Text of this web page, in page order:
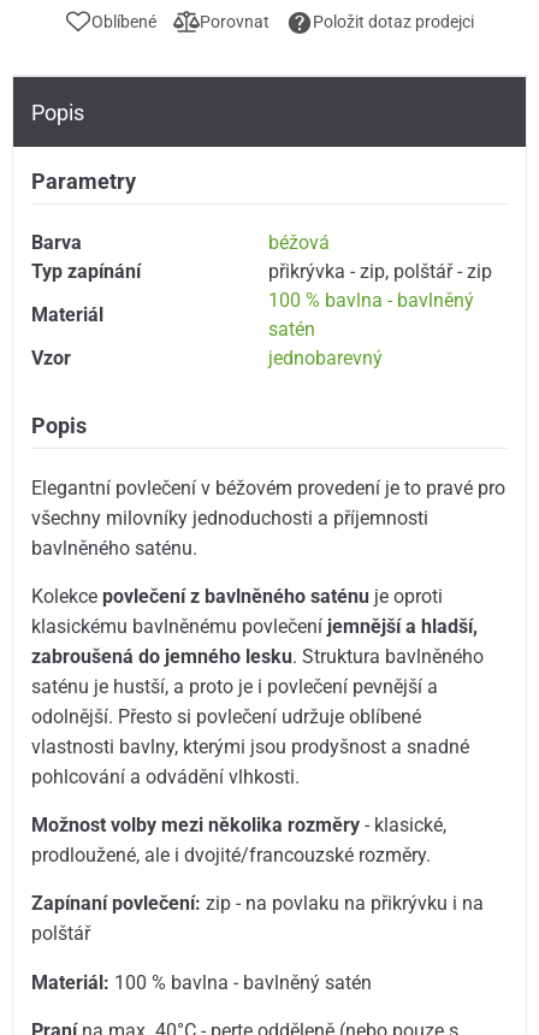
Oblíbené Porovnat Položit dotaz prodejci
Popis
Parametry
Barva
béžová
Typ zapínání
přikrývka - zip, polštář - zip
Materiál
100 % bavlna - bavlněný
satén
Vzor
jednobarevný
Popis
Elegantní povlečení v béžovém provedení je to pravé pro
všechny milovníky jednoduchosti a příjemnosti
bavlněného saténu.
Kolekcepovlečení z bavlněného saténu je oproti
klasickému bavlněnému povlečení jemnější a hladší,
zabroušená do jemného lesku. Struktura bavlněného
saténu je hustší, a proto je i povlečení pevnější a
odolnější. Přesto si povlečení udržuje oblíbené
vlastnosti bavlny, kterými jsou prodyšnost a snadné
pohlcování a odvádění vlhkosti.
Možnost volby mezi několika rozměry - klasické,
prodloužené, ale i dvojité/francouzské rozměry.
Zapínaní povlečení: zip - na povlaku na přikrývku i na
polštář
Materiál: 100 % bavlna - bavlněný satén